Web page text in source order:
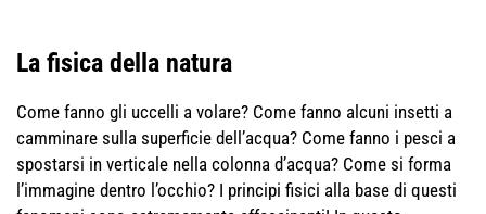
La fisica della natura
Come fanno gli uccelli a volare? Come fanno alcuni insetti a
camminare sulla superficie dell’acqua? Come fanno i pesci a
spostarsi in verticale nella colonna d’acqua? Come si forma
l’immagine dentro l’occhio? I principi fisici alla base di questi